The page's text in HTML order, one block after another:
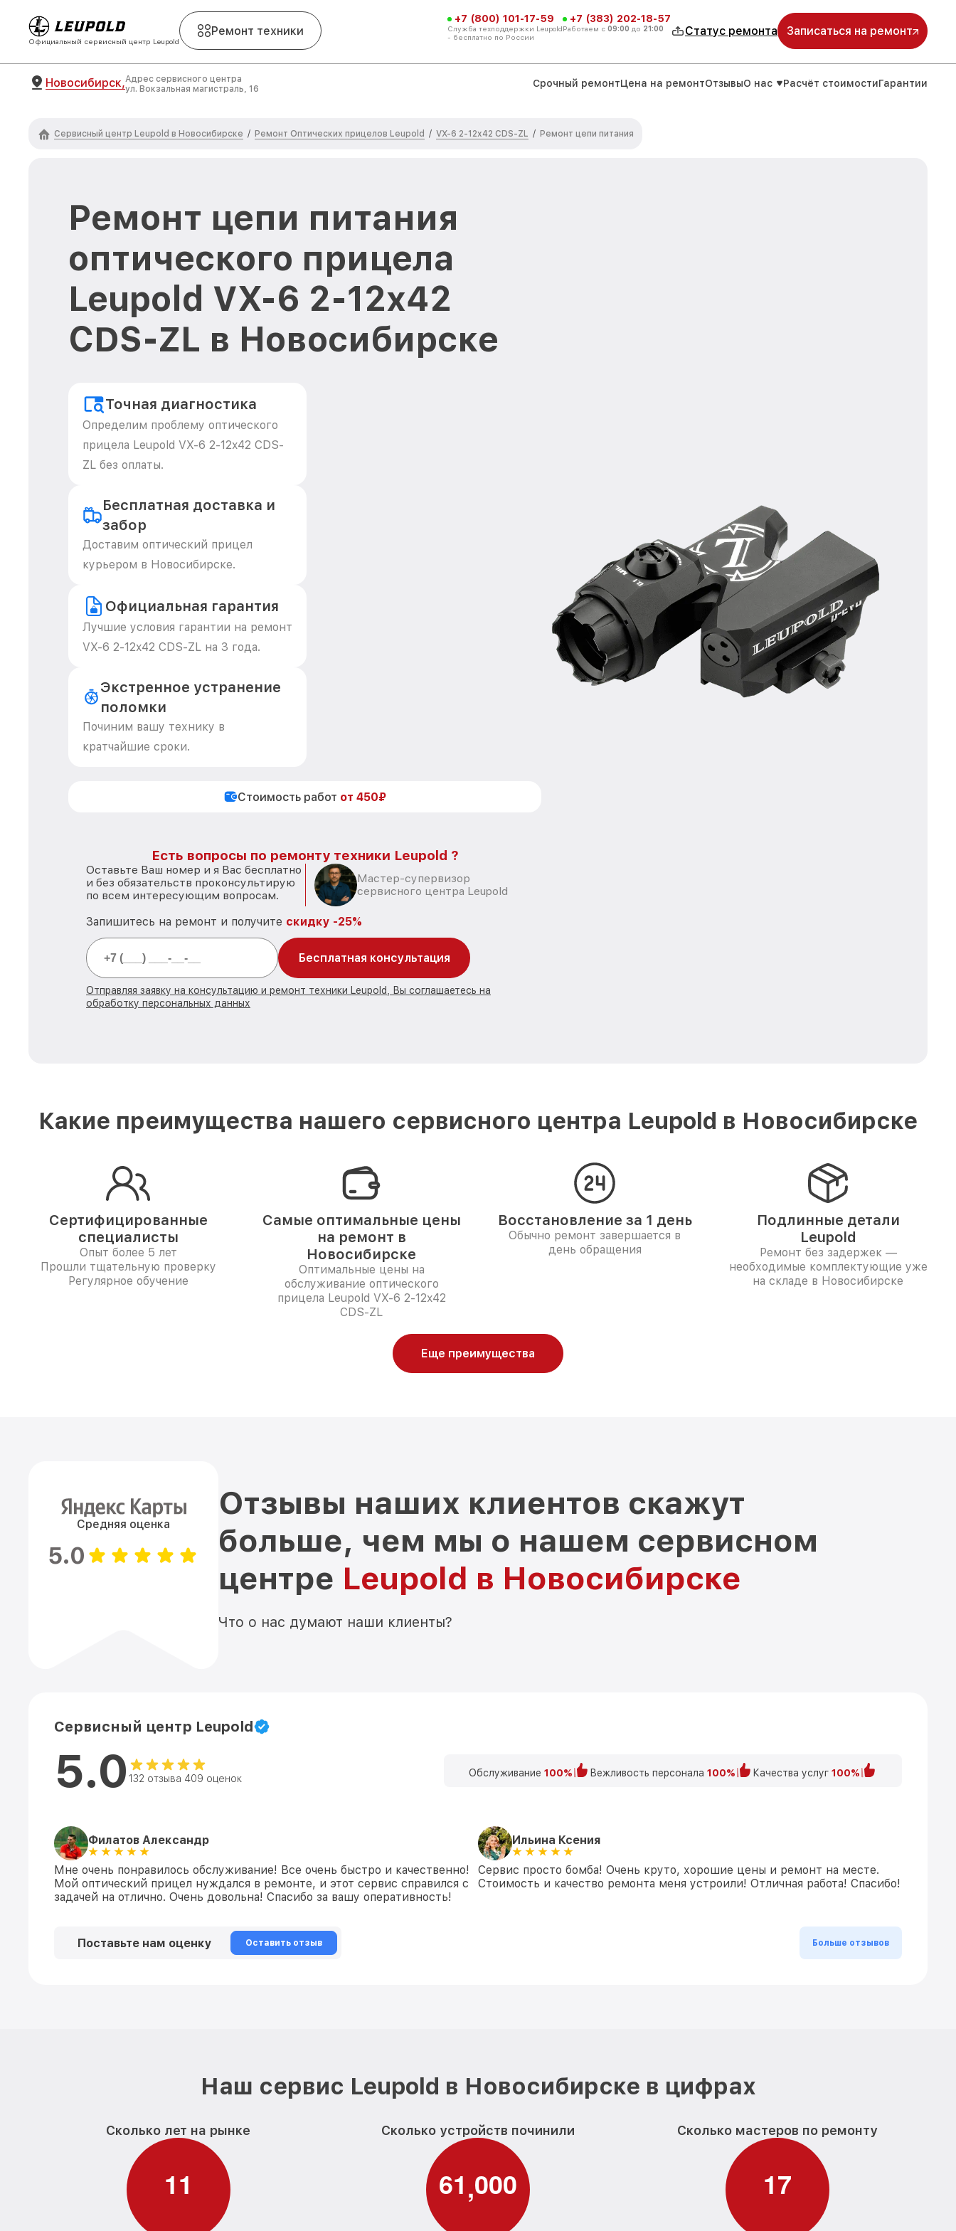
Официальный сервисный центр Leupold
Ремонт техники
+7 (800) 101-17-59
Служба техподдержки Leupold
- бесплатно по России
+7 (383) 202-18-57
Работаем с 09:00 до 21:00 Статус ремонта Записаться на ремонт
Новосибирск,Адрес сервисного центра
ул. Вокзальная магистраль, 16
Срочный ремонтЦена на ремонтОтзывыО нас Расчёт стоимостиГарантии
Сервисный центр Leupold в Новосибирске / Ремонт Оптических прицелов Leupold / VX-6 2-12x42 CDS-ZL / Ремонт цепи питания
Ремонт цепи питания
оптического прицела
Leupold VX-6 2-12x42
CDS-ZL в Новосибирске
Точная диагностика
Определим проблему оптического
прицела Leupold VX-6 2-12x42 CDS-
ZL без оплаты.
Бесплатная доставка и
забор
Доставим оптический прицел
курьером в Новосибирске.
Официальная гарантия
Лучшие условия гарантии на ремонт
VX-6 2-12x42 CDS-ZL на 3 года.
Экстренное устранение
поломки
Починим вашу технику в
кратчайшие сроки.
Стоимость работ от 450₽
Есть вопросы по ремонту техники Leupold ?
Оставьте Ваш номер и я Вас бесплатно
и без обязательств проконсультирую
по всем интересующим вопросам.
Мастер-супервизор
сервисного центра Leupold
Запишитесь на ремонт и получите скидку -25%
Бесплатная консультация
Отправляя заявку на консультацию и ремонт техники Leupold, Вы соглашаетесь на
обработку персональных данных
Какие преимущества нашего сервисного центра Leupold в Новосибирске
Сертифицированные
специалисты
Опыт более 5 лет
Прошли тщательную проверку
Регулярное обучение
Самые оптимальные цены
на ремонт в
Новосибирске
Оптимальные цены на
обслуживание оптического
прицела Leupold VX-6 2-12x42
CDS-ZL
Восстановление за 1 день
Обычно ремонт завершается в
день обращения
Подлинные детали
Leupold
Ремонт без задержек —
необходимые комплектующие уже
на складе в Новосибирске
Еще преимущества
Средняя оценка
5.0
Отзывы наших клиентов скажут
больше, чем мы о нашем сервисном
центре Leupold в Новосибирске
Что о нас думают наши клиенты?
Сервисный центр Leupold
5.0 132 отзыва 409 оценок Обслуживание 100% Вежливость персонала 100% Качества услуг 100%
Филатов Александр
Мне очень понравилось обслуживание! Все очень быстро и качественно!
Мой оптический прицел нуждался в ремонте, и этот сервис справился с
задачей на отлично. Очень довольна! Спасибо за вашу оперативность!
Ильина Ксения
Сервис просто бомба! Очень круто, хорошие цены и ремонт на месте.
Стоимость и качество ремонта меня устроили! Отличная работа! Спасибо!
Поставьте нам оценку Оставить отзыв Больше отзывов
Наш сервис Leupold в Новосибирске в цифрах
Сколько лет на рынке
11
Сколько устройств починили
61,000
Сколько мастеров по ремонту
17